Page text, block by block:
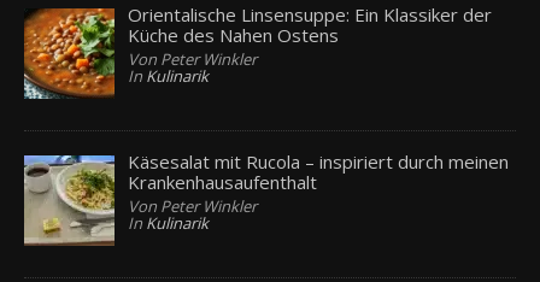
Orientalische Linsensuppe: Ein Klassiker der
Küche des Nahen Ostens
Von Peter Winkler
In Kulinarik
Käsesalat mit Rucola – inspiriert durch meinen
Krankenhausaufenthalt
Von Peter Winkler
In Kulinarik